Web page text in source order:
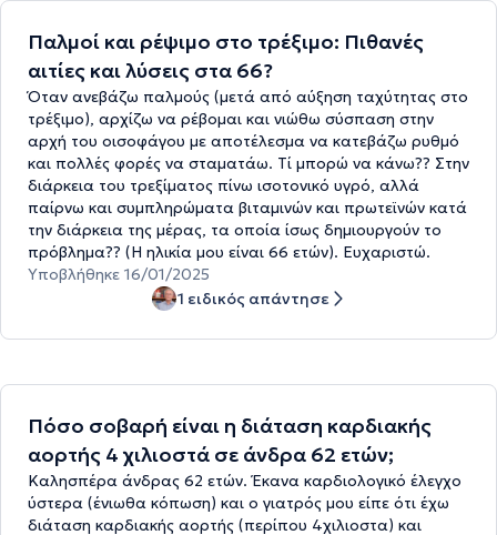
Παλμοί και ρέψιμο στο τρέξιμο: Πιθανές
αιτίες και λύσεις στα 66?
Όταν ανεβάζω παλμούς (μετά από αύξηση ταχύτητας στο
τρέξιμο), αρχίζω να ρέβομαι και νιώθω σύσπαση στην
αρχή του οισοφάγου με αποτέλεσμα να κατεβάζω ρυθμό
και πολλές φορές να σταματάω. Τί μπορώ να κάνω?? Στην
διάρκεια του τρεξίματος πίνω ισοτονικό υγρό, αλλά
παίρνω και συμπληρώματα βιταμινών και πρωτεϊνών κατά
την διάρκεια της μέρας, τα οποία ίσως δημιουργούν το
πρόβλημα?? (Η ηλικία μου είναι 66 ετών). Ευχαριστώ.
Υποβλήθηκε 16/01/2025
1 ειδικός απάντησε
Πόσο σοβαρή είναι η διάταση καρδιακής
αορτής 4 χιλιοστά σε άνδρα 62 ετών;
Καλησπέρα άνδρας 62 ετών. Έκανα καρδιολογικό έλεγχο
ύστερα (ένιωθα κόπωση) και ο γιατρός μου είπε ότι έχω
διάταση καρδιακής αορτής (περίπου 4χιλιοστα) και